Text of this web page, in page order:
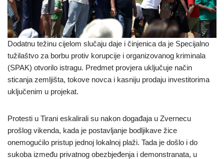
Dodatnu težinu cijelom slučaju daje i činjenica da je Specijalno
tužilaštvo za borbu protiv korupcije i organizovanog kriminala
(SPAK) otvorilo istragu. Predmet provjera uključuje način
sticanja zemljišta, tokove novca i kasniju prodaju investitorima
uključenim u projekat.
Protesti u Tirani eskalirali su nakon događaja u Zvernecu
prošlog vikenda, kada je postavljanje bodljikave žice
onemogućilo pristup jednoj lokalnoj plaži. Tada je došlo i do
sukoba između privatnog obezbjeđenja i demonstranata, u